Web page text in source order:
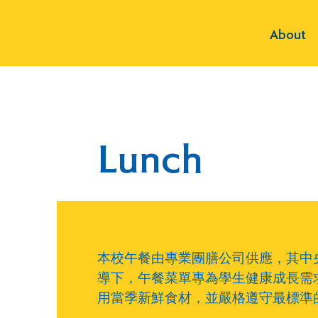
About
Lunch
本校午餐由專業團膳公司供應，其
導下，午餐菜單專為學生健康成長
用當季新鮮食材，並嚴格遵守最標